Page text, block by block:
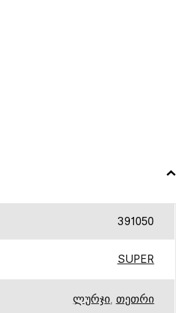
391050
SUPER
ლურჯი, თეთრი